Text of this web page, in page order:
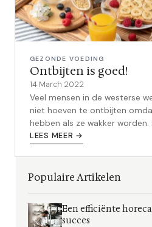
GEZONDE VOEDING
Ontbijten is goed!
14 March 2022
Veel mensen in de westerse
niet hoeven te ontbijten
hebben als ze wakker worden.
voordelen aan elke dag
LEES MEER →
Populaire Artikelen
Een efficiënte
succes